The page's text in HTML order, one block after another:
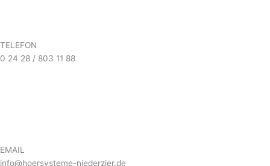
TELEFON
0 24 28 / 803 11 88
EMAIL
info@hoersysteme-niederzier.de